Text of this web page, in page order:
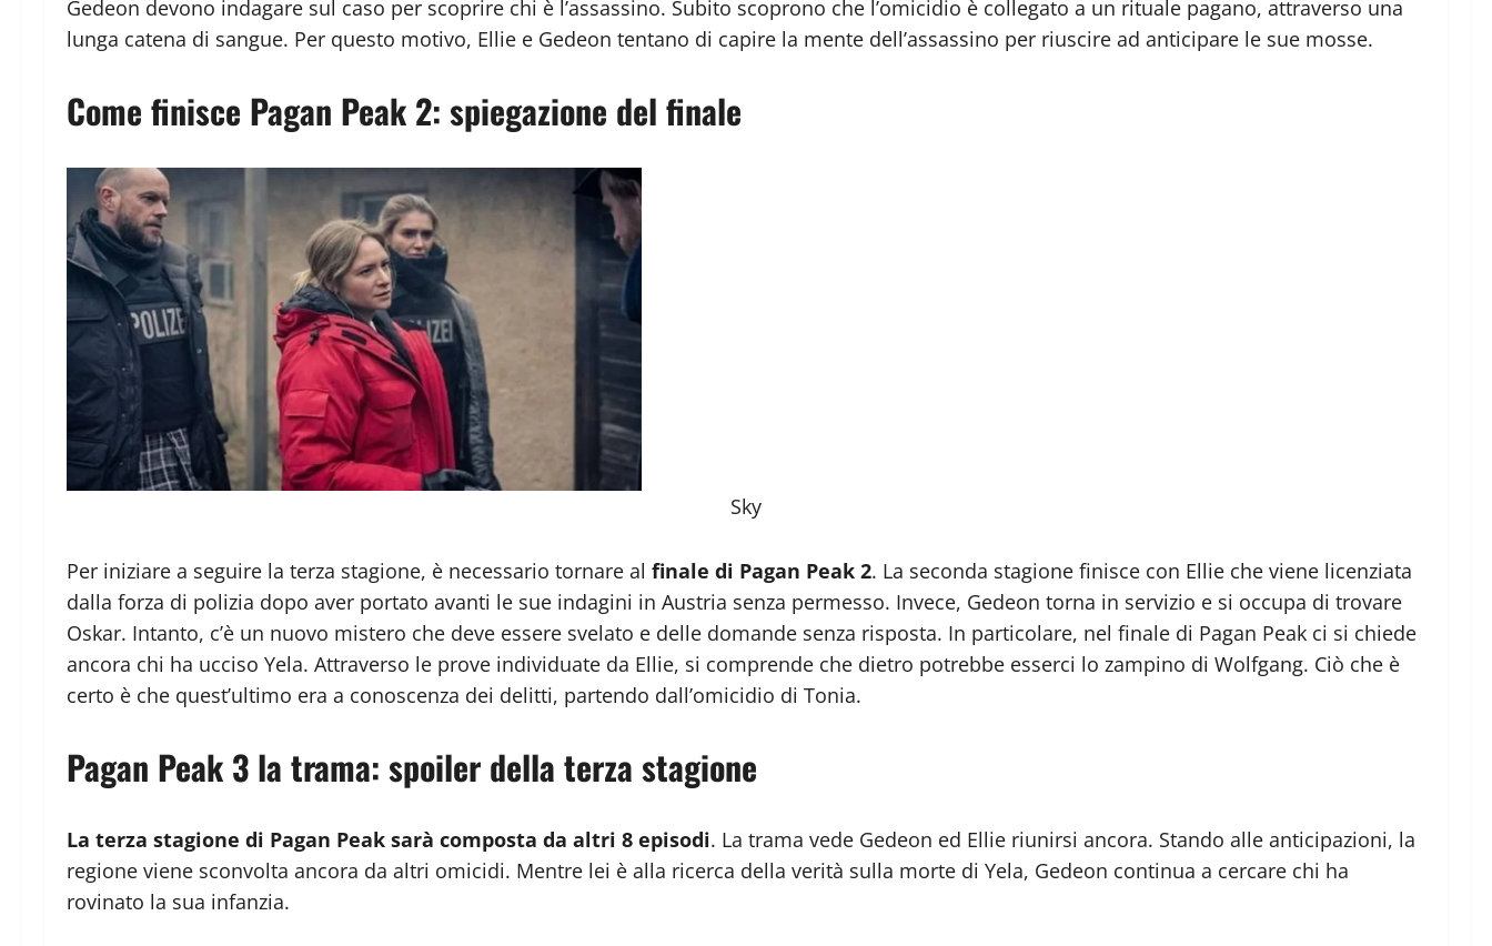
Gedeon devono indagare sul caso per scoprire chi è l’assassino. Subito scoprono che l’omicidio è collegato a un rituale pagano, attraverso una
lunga catena di sangue. Per questo motivo, Ellie e Gedeon tentano di capire la mente dell’assassino per riuscire ad anticipare le sue mosse.
Come finisce Pagan Peak 2: spiegazione del finale
Sky
Per iniziare a seguire la terza stagione, è necessario tornare al finale di Pagan Peak 2. La seconda stagione finisce con Ellie che viene licenziata
dalla forza di polizia dopo aver portato avanti le sue indagini in Austria senza permesso. Invece, Gedeon torna in servizio e si occupa di trovare
Oskar. Intanto, c’è un nuovo mistero che deve essere svelato e delle domande senza risposta. In particolare, nel finale di Pagan Peak ci si chiede
ancora chi ha ucciso Yela. Attraverso le prove individuate da Ellie, si comprende che dietro potrebbe esserci lo zampino di Wolfgang. Ciò che è
certo è che quest’ultimo era a conoscenza dei delitti, partendo dall’omicidio di Tonia.
Pagan Peak 3 la trama: spoiler della terza stagione
La terza stagione di Pagan Peak sarà composta da altri 8 episodi. La trama vede Gedeon ed Ellie riunirsi ancora. Stando alle anticipazioni, la
regione viene sconvolta ancora da altri omicidi. Mentre lei è alla ricerca della verità sulla morte di Yela, Gedeon continua a cercare chi ha
rovinato la sua infanzia.